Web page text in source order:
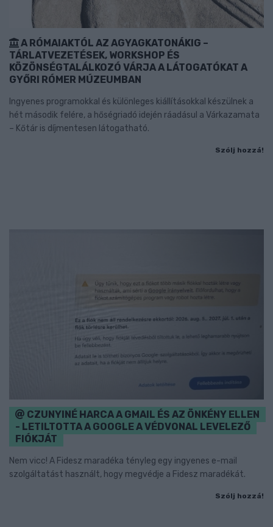
A RÓMAIAKTÓL AZ AGYAGKATONÁKIG –
TÁRLATVEZETÉSEK, WORKSHOP ÉS
KÖZÖNSÉGTALÁLKOZÓ VÁRJA A LÁTOGATÓKAT A
GYŐRI RÓMER MÚZEUMBAN
Ingyenes programokkal és különleges kiállításokkal készülnek a
hét második felére, a hőségriadó idején ráadásul a Várkazamata
– Kőtár is díjmentesen látogatható.
Szólj hozzá!
CZUNYINÉ HARCA A GMAIL ÉS AZ ÖNKÉNY ELLEN
- LETILTOTTA A GOOGLE A VÉDVONAL LEVELEZŐ
FIÓKJÁT
Nem vicc! A Fidesz maradéka tényleg egy ingyenes e-mail
szolgáltatást használt, hogy megvédje a Fidesz maradékát.
Szólj hozzá!